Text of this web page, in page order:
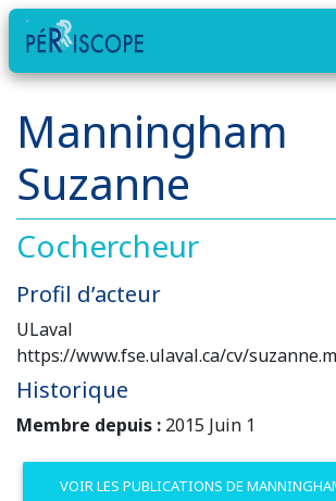
Manningham
Suzanne
Cochercheur
Profil d’acteur
ULaval
https://www.fse.ulaval.ca/cv/
Historique
Membre depuis : 2015 Juin 1
VOIR LES PUBLICATIONS DE